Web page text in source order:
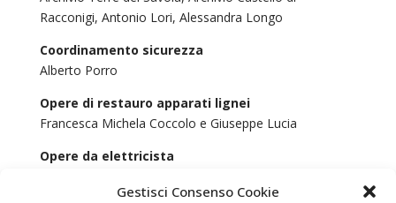
Gestisci Consenso Cookie
Racconigi, Antonio Lori, Alessandra Longo
Coordinamento sicurezza
Alberto Porro
Opere di restauro apparati lignei
Francesca Michela Coccolo e Giuseppe Lucia
Opere da elettricista